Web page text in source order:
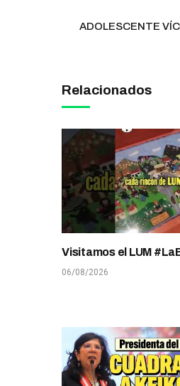
ADOLESCENTE
Relacionados
Visitamos el LUM
06/08/2026